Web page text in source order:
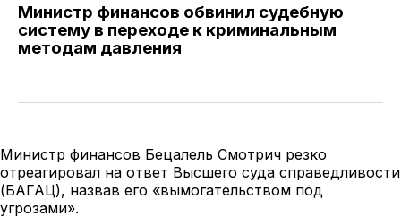
Министр финансов обвинил судебную
систему в переходе к криминальным
методам давления
Министр финансов Бецалель Смотрич резко
отреагировал на ответ Высшего суда справедливости
(БАГАЦ), назвав его «вымогательством под
угрозами».